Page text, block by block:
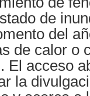
de
del
de calor o
El acceso
la